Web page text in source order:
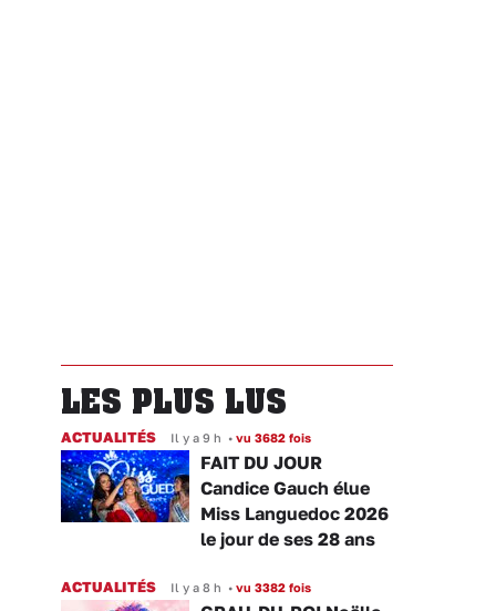
LES PLUS LUS
ACTUALITÉS Il y a 9 h • vu 3682 fois
FAIT DU JOUR
Candice Gauch élue
Miss Languedoc 2026
le jour de ses 28 ans
ACTUALITÉS Il y a 8 h • vu 3382 fois